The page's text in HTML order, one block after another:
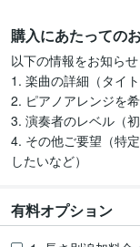
購入にあたっての
以下の情報をお知ら
1. 楽曲の詳細（タイ
2. ピアノアレンジを
3. 演奏者のレベル（
4. その他ご要望（特
したいなど）
有料オプション